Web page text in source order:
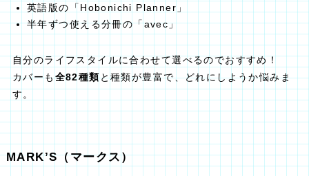
英語版の「Hobonichi Planner」
半年ずつ使える分冊の「avec」
自分のライフスタイルに合わせて選べるのでおすすめ！
カバーも全82種類と種類が豊富で、どれにしようか悩みま
す。
MARK’S（マークス）